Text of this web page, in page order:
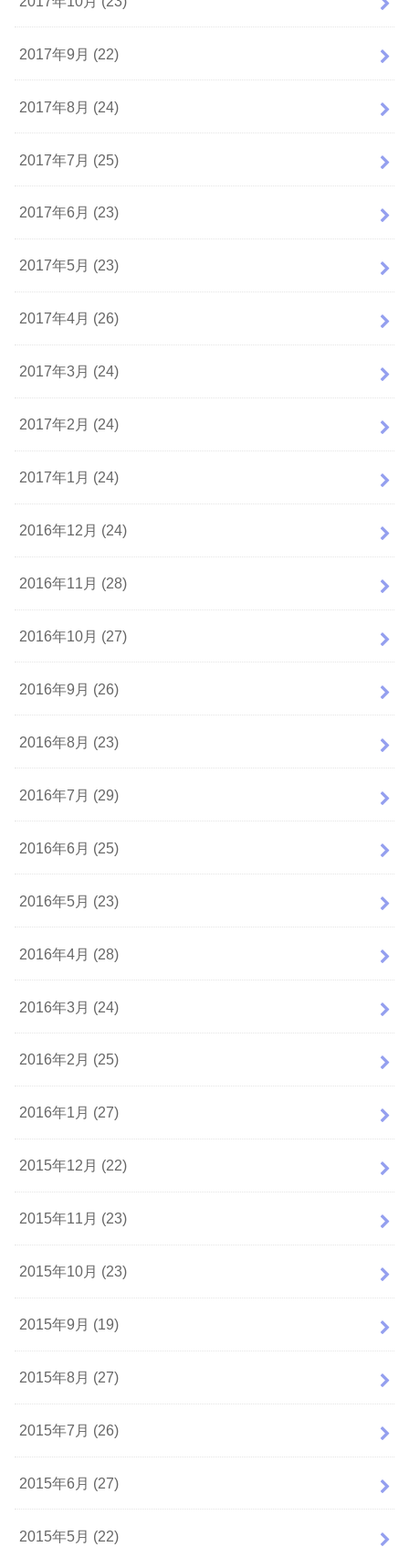
2017年9月 (22)
2017年8月 (24)
2017年7月 (25)
2017年6月 (23)
2017年5月 (23)
2017年4月 (26)
2017年3月 (24)
2017年2月 (24)
2017年1月 (24)
2016年12月 (24)
2016年11月 (28)
2016年10月 (27)
2016年9月 (26)
2016年8月 (23)
2016年7月 (29)
2016年6月 (25)
2016年5月 (23)
2016年4月 (28)
2016年3月 (24)
2016年2月 (25)
2016年1月 (27)
2015年12月 (22)
2015年11月 (23)
2015年10月 (23)
2015年9月 (19)
2015年8月 (27)
2015年7月 (26)
2015年6月 (27)
2015年5月 (22)